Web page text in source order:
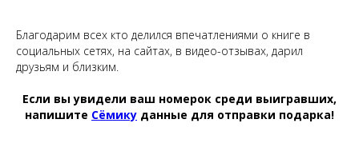
Благодарим всех кто делился впечатлениями о книге в
социальных сетях, на сайтах, в видео-отзывах, дарил
друзьям и близким.
Если вы увидели ваш номерок среди выигравших,
напишите Сёмику данные для отправки подарка!